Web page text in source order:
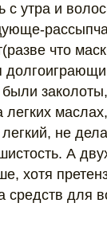
с утра и
что
не
А
хотя
средств для